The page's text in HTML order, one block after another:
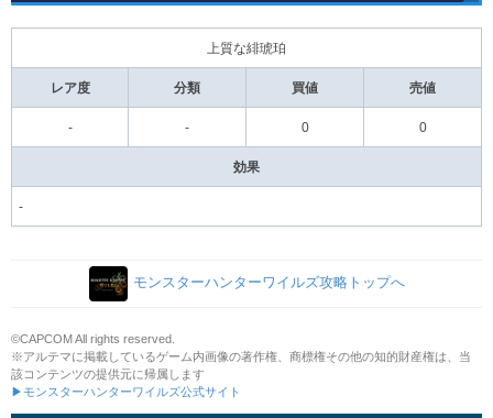
上質な緋琥珀
レア度 分類 買値 売値
- - 0 0
効果
-
モンスターハンターワイルズ攻略トップへ
©CAPCOM All rights reserved.
※アルテマに掲載しているゲーム内画像の著作権、商標権その他の知的財産権は、当
該コンテンツの提供元に帰属します
▶モンスターハンターワイルズ公式サイト